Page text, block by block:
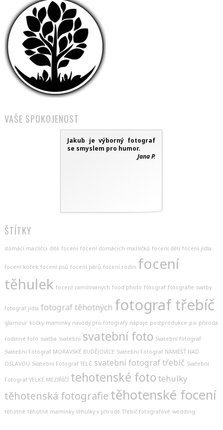
VAŠE SPOKOJENOST
Jakub je výborný fotograf
se smyslem pro humor.
Jana P.
ŠTÍTKY
domácí mazlíčci dítě focení focení domácích mazlíčků focení dětí focení jídla
focení koček focení psů focení párů focení rodin focení
těhulek focení zamilovaných food photo fotograf fotografie svatby
fotograf jídla fotograf těhotných fotograf třebíč
glamour kočky maminky navody pro fotografy nápoje postprodukce psi příroda
rodinné foto svatba svatebni svatební foto Svatební fotograf
Svatební Fotograf MORAVSKÉ BUDĚJOVICE Svatební Fotograf NÁMĚŠŤ NAD
OSLAVOU Svatební Fotograf TELČ svatební fotograf třebíč Svatební
Fotograf VELKÉ MEZIŘÍČÍ tehotenské foto tehulky
těhotenská fotografie těhotenské focení
těhotné těhotné maminky těhulky v přírodě Třebíč fotografové wedding